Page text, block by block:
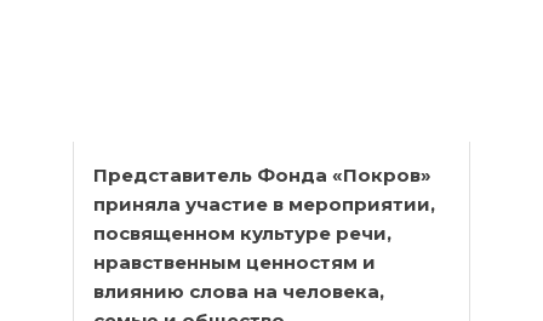
Представитель Фонда «Покров»
приняла участие в мероприятии,
посвященном культуре речи,
нравственным ценностям и
влиянию слова на человека,